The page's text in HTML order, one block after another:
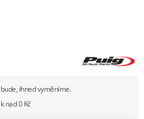
ihned vyměníme.
nad 0 Kč